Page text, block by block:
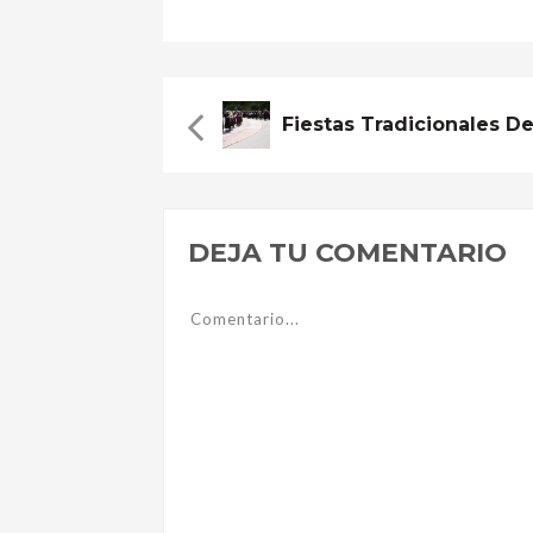
DEJA TU COMENTARIO